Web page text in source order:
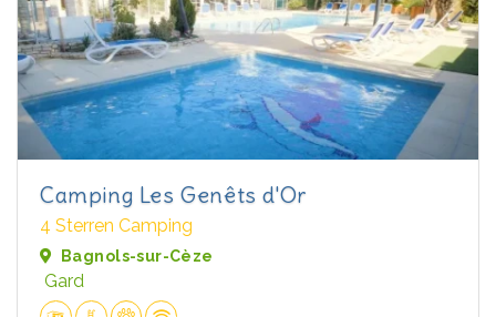
Camping Les Genêts d'Or
4 Sterren Camping
Bagnols-sur-Cèze
Gard